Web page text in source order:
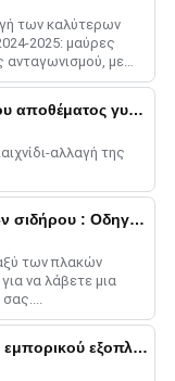
των καλύτερων
2025: μαύρες
με
c......
Πλάκες ποιότητας: Αύξηση της αξίας του αποθέματος γυμναστηρίου σας
αλλαγή της
Πλάκες προφυλακτήρων έναντι πλακών σιδήρου : Οδηγός ανάλυσης κόστους
των πλακών
να λάβετε μια
σας....
7 βασικοί παράγοντες για την επιλογή εμπορικού εξοπλισμού γυμναστηρίου